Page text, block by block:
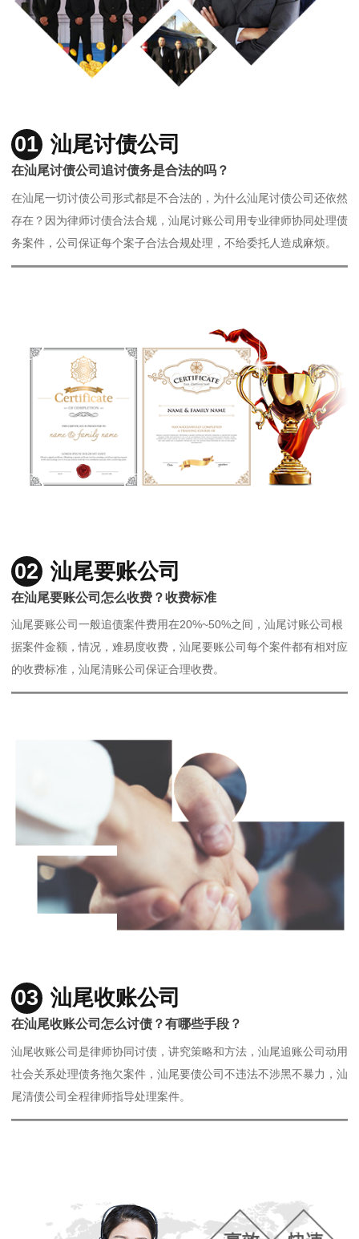
01 汕尾讨债公司
在汕尾讨债公司追讨债务是合法的吗？
在汕尾一切讨债公司形式都是不合法的，为什么汕尾讨债公司还依然
存在？因为律师讨债合法合规，汕尾讨账公司用专业律师协同处理债
务案件，公司保证每个案子合法合规处理，不给委托人造成麻烦。
02 汕尾要账公司
在汕尾要账公司怎么收费？收费标准
汕尾要账公司一般追债案件费用在20%~50%之间，汕尾讨账公司根
据案件金额，情况，难易度收费，汕尾要账公司每个案件都有相对应
的收费标准，汕尾清账公司保证合理收费。
03 汕尾收账公司
在汕尾收账公司怎么讨债？有哪些手段？
汕尾收账公司是律师协同讨债，讲究策略和方法，汕尾追账公司动用
社会关系处理债务拖欠案件，汕尾要债公司不违法不涉黑不暴力，汕
尾清债公司全程律师指导处理案件。